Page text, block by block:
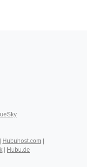
Hubuhost.com
Hubu.de